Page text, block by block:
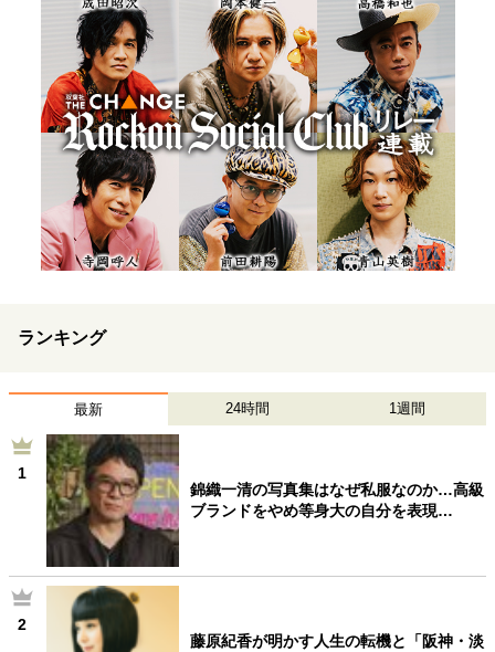
ランキング
最新 24時間 1週間
1
錦織一清の写真集はなぜ私服なのか…高級
ブランドをやめ等身大の自分を表現…
2
藤原紀香が明かす人生の転機と「阪神・淡